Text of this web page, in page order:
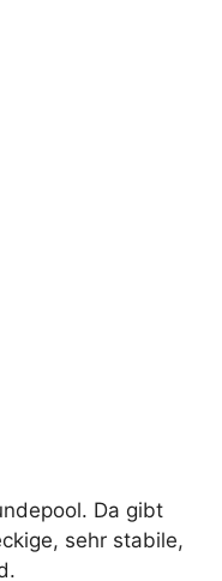
Da gibt
sehr stabile,